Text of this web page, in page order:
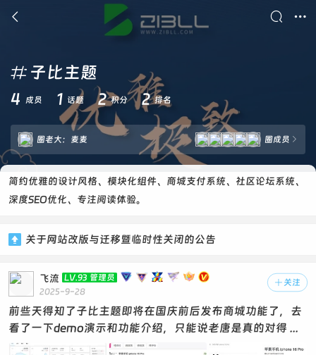
 

 子比主题
4 成员 1 话题 2 积分 2 排名
圈老大： 麦麦 圈成员 
简约优雅的设计风格、模块化组件、商城支付系统、社区论坛系统、
深度SEO优化、专注阅读体验。
 关于网站改版与迁移暨临时性关闭的公告
 关注
飞流 LV.93 管理员
2025-9-28
前些天得知了子比主题即将在国庆前后发布商城功能了，去
看了一下demo演示和功能介绍，只能说老唐是真的对得 ...